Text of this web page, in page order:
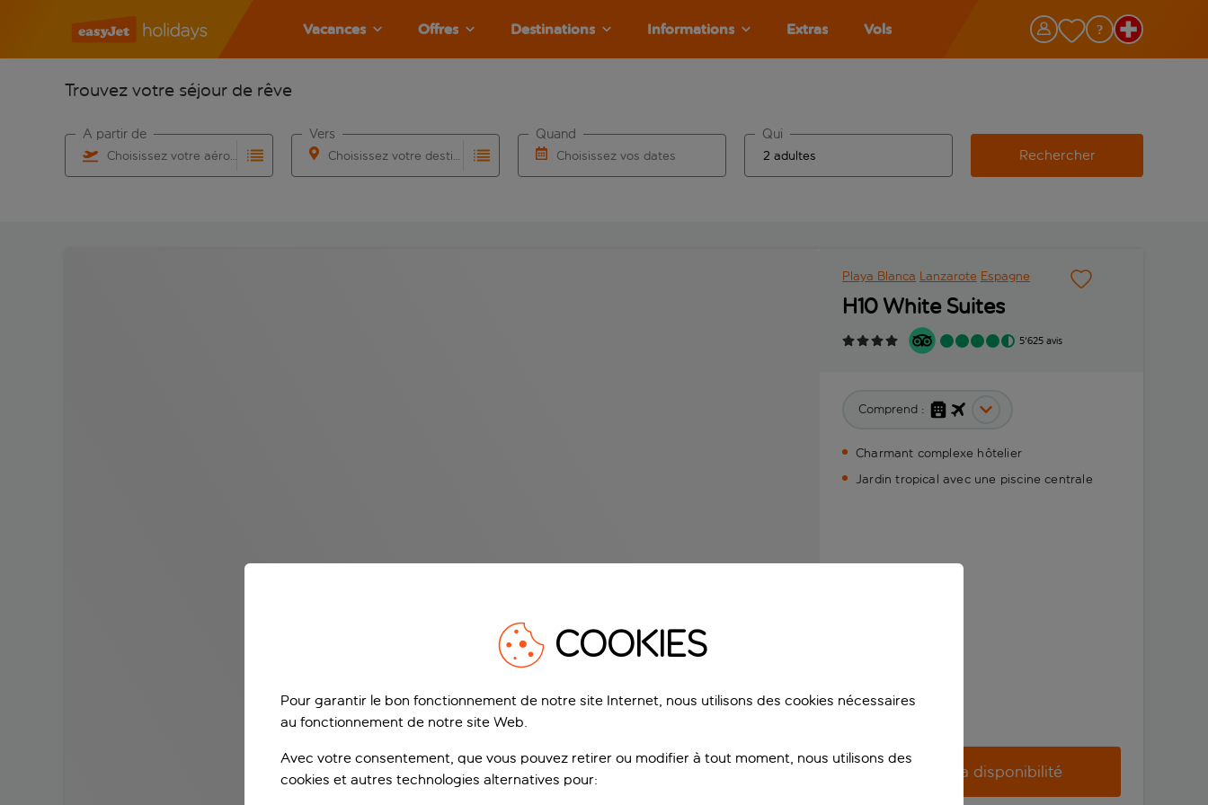
Vacances Offres Destinations Informations Extras Vols
Trouvez votre séjour de rêve
Choisissez votre aéroport
À partir de
Choisissez votre destination
Vers
Choisissez vos dates
Quand Qui
Rechercher
Playa Blanca Lanzarote Espagne
H10 White Suites
5'625 avis
Comprend :
Charmant complexe hôtelier
Jardin tropical avec une piscine centrale
Vérifier la disponibilité
COOKIES
Pour garantir le bon fonctionnement de notre site Internet, nous utilisons des cookies nécessaires
au fonctionnement de notre site Web.
Avec votre consentement, que vous pouvez retirer ou modifier à tout moment, nous utilisons des
cookies et autres technologies alternatives pour: